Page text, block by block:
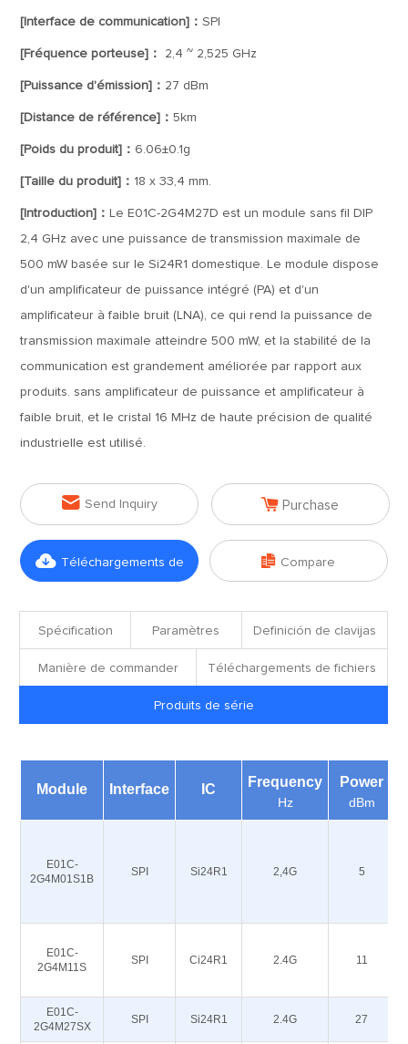
[Interface de communication]：SPI
[Fréquence porteuse]： 2,4 ~ 2,525 GHz
[Puissance d'émission]： 27 dBm
[Distance de référence]：5km
[Poids du produit]： 6.06±0.1g
[Taille du produit]： 18 x 33,4 mm.
[Introduction]： Le E01C-2G4M27D est un module sans fil DIP
2,4 GHz avec une puissance de transmission maximale de
500 mW basée sur le Si24R1 domestique. Le module dispose
d'un amplificateur de puissance intégré (PA) et d'un
amplificateur à faible bruit (LNA), ce qui rend la puissance de
transmission maximale atteindre 500 mW, et la stabilité de la
communication est grandement améliorée par rapport aux
produits. sans amplificateur de puissance et amplificateur à
faible bruit, et le cristal 16 MHz de haute précision de qualité
industrielle est utilisé.
 Send Inquiry  Purchase
 Téléchargements de  Compare
Spécification Paramètres Definición de clavijas
Manière de commander Téléchargements de fichiers
Produits de série
Module Interface IC Frequency
Hz
Power
dBm
E01C-
2G4M01S1B
SPI Si24R1 2,4G 5
E01C-
2G4M11S
SPI Ci24R1 2.4G 11
E01C-
2G4M27SX
SPI Si24R1 2.4G 27